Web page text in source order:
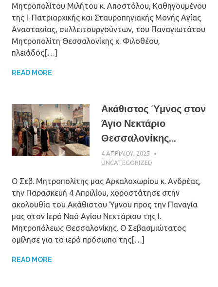
Μητροπολίτου Μιλήτου κ. Αποστόλου, Καθηγουμένου
της Ι. Πατριαρχικής και Σταυροπηγιακής Μονής Αγίας
Αναστασίας, συλλειτουργούντων, του Παναγιωτάτου
Μητροπολίτη Θεσσαλονίκης κ. Φιλοθέου,
πλειάδος[…]
READ MORE
Ακάθιστος Ύμνος στον
Άγιο Νεκτάριο
Θεσσαλονίκης...
4 ΑΠΡΙΛΊΟΥ, 2025
UNCATEGORIZED
Ο Σεβ. Μητροπολίτης μας Αρκαλοχωρίου κ. Ανδρέας,
την Παρασκευή 4 Απριλίου, χοροστάτησε στην
ακολουθία του Ακάθιστου Ύμνου προς την Παναγία
μας στον Ιερό Ναό Αγίου Νεκτάριου της Ι.
Μητροπόλεως Θεσσαλονίκης. Ο Σεβασμιώτατος
ομίλησε για το ιερό πρόσωπο της[…]
READ MORE